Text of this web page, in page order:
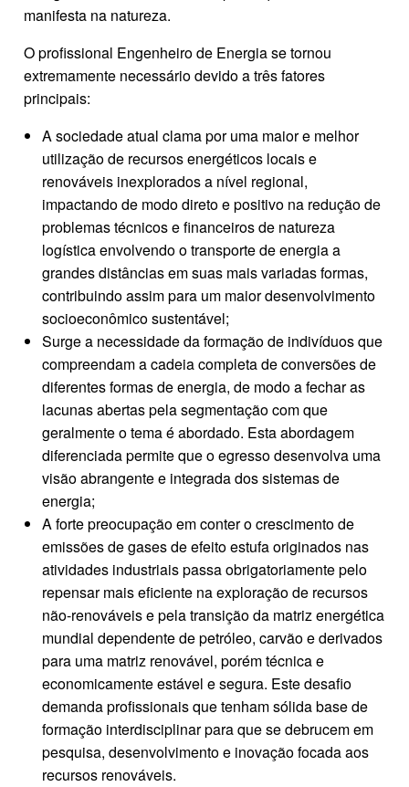
manifesta na natureza.
O profissional Engenheiro de Energia se tornou
extremamente necessário devido a três fatores
principais:
A sociedade atual clama por uma maior e melhor
utilização de recursos energéticos locais e
renováveis inexplorados a nível regional,
impactando de modo direto e positivo na redução de
problemas técnicos e financeiros de natureza
logística envolvendo o transporte de energia a
grandes distâncias em suas mais variadas formas,
contribuindo assim para um maior desenvolvimento
socioeconômico sustentável;
Surge a necessidade da formação de indivíduos que
compreendam a cadeia completa de conversões de
diferentes formas de energia, de modo a fechar as
lacunas abertas pela segmentação com que
geralmente o tema é abordado. Esta abordagem
diferenciada permite que o egresso desenvolva uma
visão abrangente e integrada dos sistemas de
energia;
A forte preocupação em conter o crescimento de
emissões de gases de efeito estufa originados nas
atividades industriais passa obrigatoriamente pelo
repensar mais eficiente na exploração de recursos
não-renováveis e pela transição da matriz energética
mundial dependente de petróleo, carvão e derivados
para uma matriz renovável, porém técnica e
economicamente estável e segura. Este desafio
demanda profissionais que tenham sólida base de
formação interdisciplinar para que se debrucem em
pesquisa, desenvolvimento e inovação focada aos
recursos renováveis.